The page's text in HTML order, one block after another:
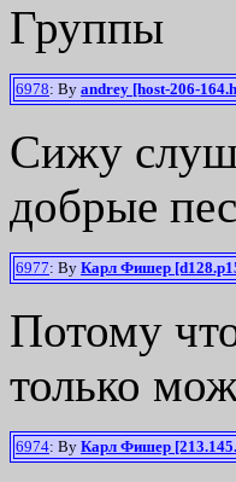
Группы
6978: By andrey [host-206-
Сижу
добрые
6977: By Карл Фишер
Потому
только
6974: By Карл Фишер